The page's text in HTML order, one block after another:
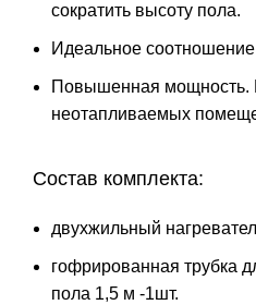
сократить высоту пола.
Идеальное
Повышенная мощность.
неотапливаемых
Состав комплекта:
двухжильный
гофрированная трубка
пола 1,5 м -1шт.